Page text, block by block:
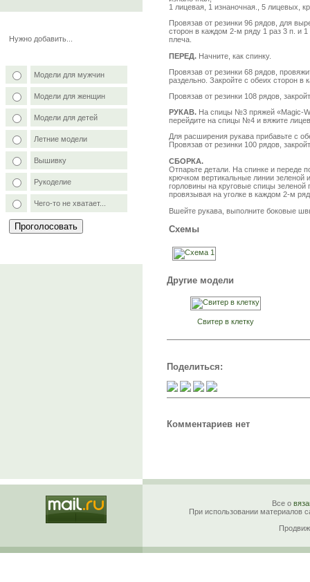
Нужно добавить...
Модели для мужчин
Модели для женщин
Модели для детей
Летние модели
Вышивку
Рукоделие
Чего-то не хватает...
1 лицевая, 1 изнаночная., 5 лицевых,
Провязав от резинки 96 рядов, для
сторон в каждом 2-м ряду 1 раз 3 п. и 1
плеча.
ПЕРЕД. Начните, как спинку.
Провязав от резинки 68 рядов,
раздельно. Закройте с обеих сторон в
Провязав от резинки 108 рядов,
РУКАВ. На спицы №3 пряжей «Magic-
перейдите на спицы №4 и вяжите
Для расширения рукава прибавьте с
Провязав от резинки 100 рядов,
СБОРКА.
Отпарьте детали. На спинке и переде
крючком вертикальные линии
горловины на круговые спицы зеленой
провязывая на уголке в каждом 2-м
Вшейте рукава, выполните боковые
Схемы
Другие модели
Свитер в клетку
Поделиться:
Комментариев нет
Все о
При использовании материалов